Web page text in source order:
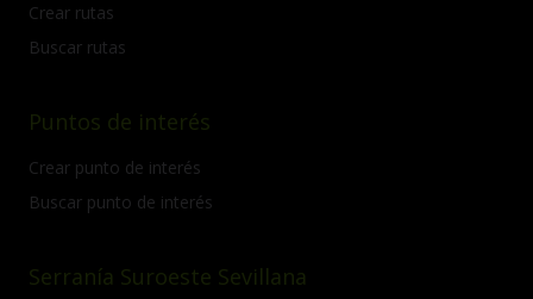
Crear rutas
Buscar rutas
Puntos de interés
Crear punto de interés
Buscar punto de interés
Serranía Suroeste Sevillana